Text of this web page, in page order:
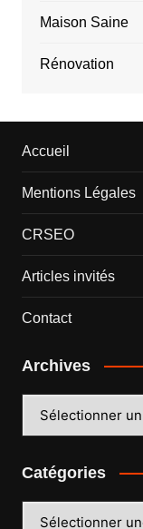
Maison Saine
Rénovation
Accueil
Mentions Légales
CRSEO
Articles invités
Contact
Archives
Catégories